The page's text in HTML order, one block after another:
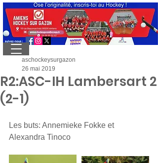
R2:ASC-IH Lambersart 2
(2-1)
aschockeysurgazon
26 mai 2019
Les buts: Annemieke Fokke et
Alexandra Tinoco